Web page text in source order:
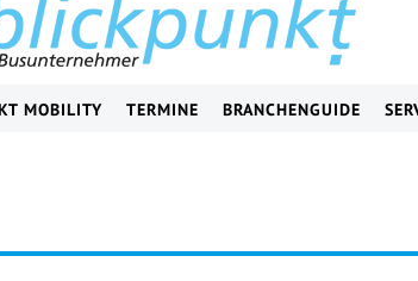
MOBILITY TERMINE BRANCHENGUIDE